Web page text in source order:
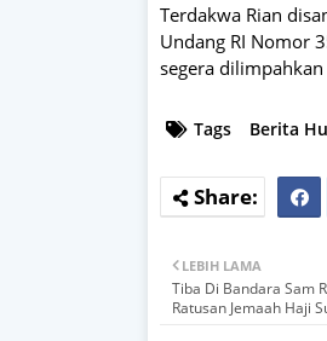
Terdakwa Rian
Undang RI Nomor
segera
Tags Berita
LEBIH LAMA
Tiba Di Bandara Sam
Ratusan Jemaah Haji